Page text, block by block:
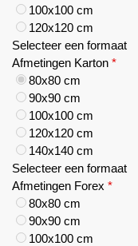
100x100 cm
120x120 cm
Selecteer een formaat
Afmetingen Karton *
80x80 cm
90x90 cm
100x100 cm
120x120 cm
140x140 cm
Selecteer een formaat
Afmetingen Forex *
80x80 cm
90x90 cm
100x100 cm